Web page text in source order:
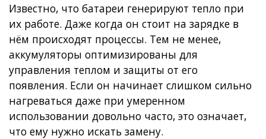
Известно, что батареи генерируют тепло при
их работе. Даже когда он стоит на зарядке в
нём происходят процессы. Тем не менее,
аккумуляторы оптимизированы для
управления теплом и защиты от его
появления. Если он начинает слишком сильно
нагреваться даже при умеренном
использовании довольно часто, это означает,
что ему нужно искать замену.